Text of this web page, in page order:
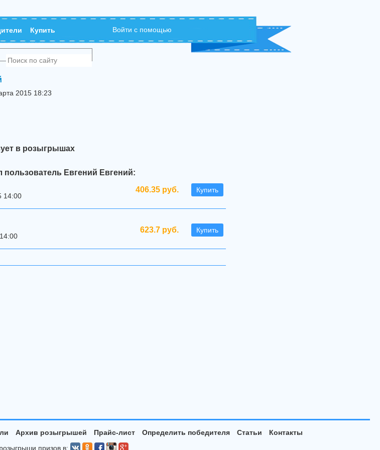
Купить Войти с помощью
2015 18:23
в розыгрышах
Евгений Евгений:
406.35 руб. Купить
14:00
623.7 руб. Купить
Архив розыгрышей Прайс-лист Определить победителя Статьи
Контакты
призов в: